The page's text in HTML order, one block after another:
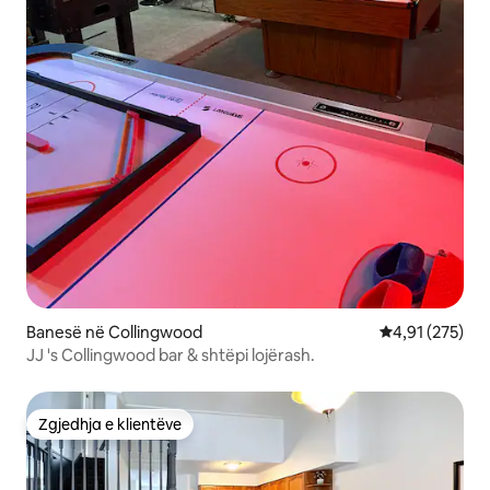
Banesë në Collingwood Vlerësimi
4,91 (275)
JJ 's Collingwood bar & shtëpi lojërash.
Zgjedhja e klientëve
Zgjedhja e klientëve